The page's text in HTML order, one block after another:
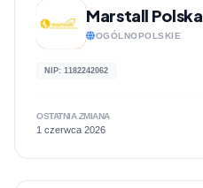
Marstall Polska
OGÓLNOPOLSKIE
NIP: 1182242062
OSTATNIA ZMIANA
1 czerwca 2026